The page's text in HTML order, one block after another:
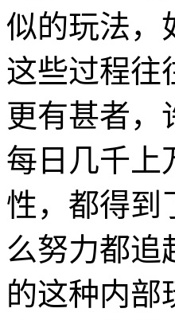
似的玩法，
这些过程往
更有甚者，
每日几千上
性，都得到
么努力都追
的这种内部